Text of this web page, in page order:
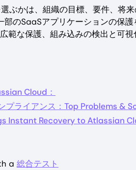
ぶかは、組織の目標、要件、将
のSaaSアプリケーションの保
範な保護、組み込みの検出と可
Cloud：
ライアンス：Top Problems &
Instant Recovery to Atlassian
a 総合テスト